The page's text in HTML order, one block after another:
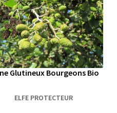
Glutineux Bourgeons Bio
ELFE PROTECTEUR